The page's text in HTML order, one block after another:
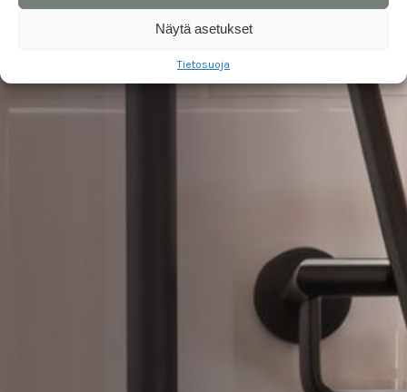
Näytä asetukset
Tietosuoja